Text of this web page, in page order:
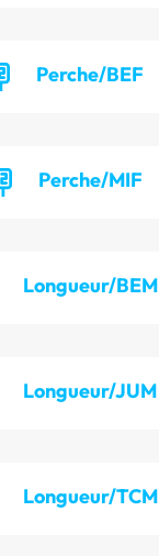
Perche/BEF
Perche/MIF
Longueur/BEM
Longueur/JUM
Longueur/TCM